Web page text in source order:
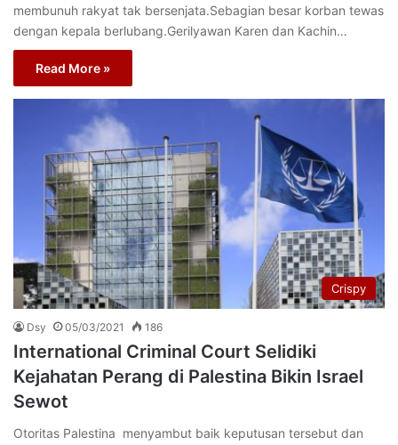
membunuh rakyat tak bersenjata.Sebagian besar korban tewas
dengan kepala berlubang.Gerilyawan Karen dan Kachin…
Read More »
Crispy
Dsy 05/03/2021 186
International Criminal Court Selidiki
Kejahatan Perang di Palestina Bikin Israel
Sewot
Otoritas Palestina menyambut baik keputusan tersebut dan